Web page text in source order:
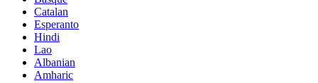
Catalan
Esperanto
Hindi
Lao
Albanian
Amharic